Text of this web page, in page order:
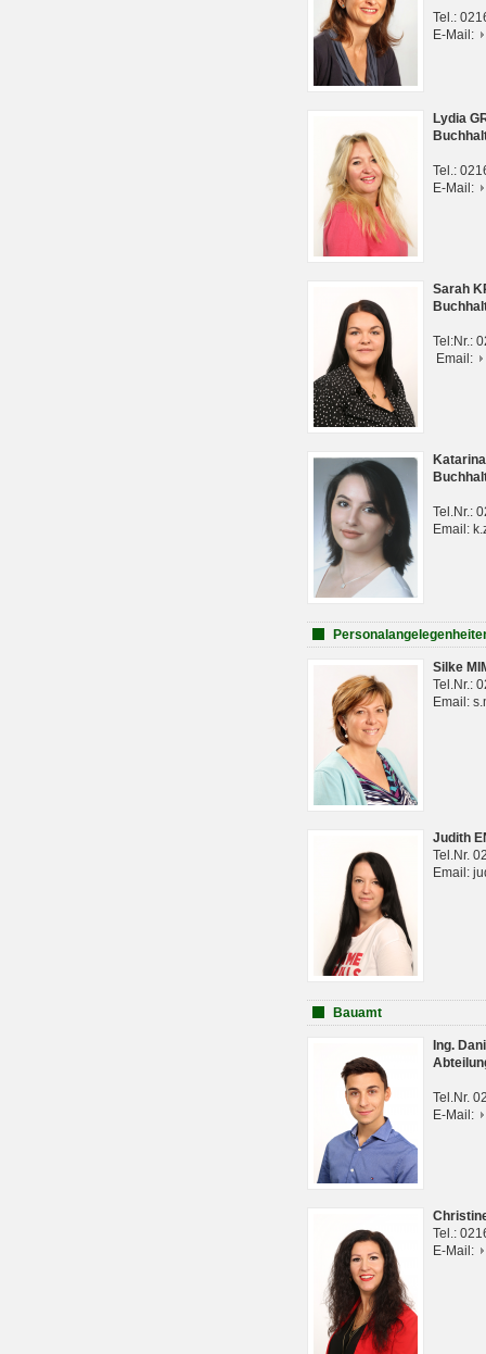
Tel.:
E-Mail:
Lydia
Tel.:
E-Mail:
Sarah
Tel:Nr.:
Email:
Tel.Nr.:
Email:
Silke
Tel.Nr.:
Email:
Judith
Tel.Nr.
Email:
Bauamt
Ing.
Tel.Nr.
E-Mail:
Tel.:
E-Mail: